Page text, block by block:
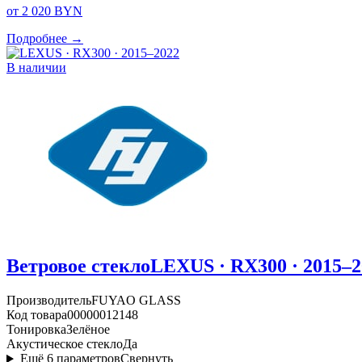
от 2 020 BYN
Подробнее →
В наличии
Ветровое стеклоLEXUS · RX300 ·
ПроизводительFUYAO GLASS
Код товара00000012148
ТонировкаЗелёное
Акустическое стеклоДа
Ещё 6 параметровСвернуть